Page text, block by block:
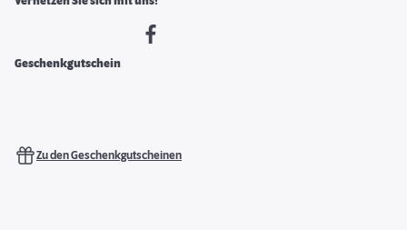
Geschenkgutschein
Zu den Geschenkgutscheinen